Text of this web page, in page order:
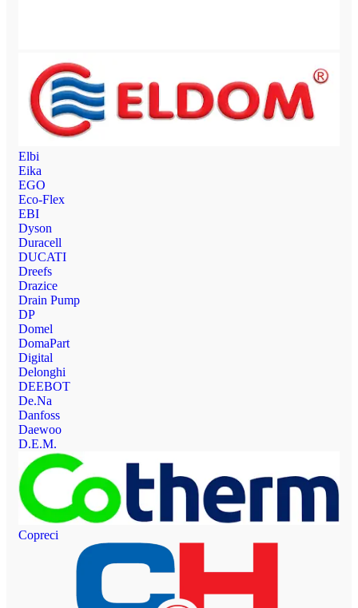
Elbi
Eika
EGO
Eco-Flex
EBI
Dyson
Duracell
DUCATI
Dreefs
Drazice
Drain Pump
DP
Domel
DomaPart
Digital
Delonghi
DEEBOT
De.Na
Danfoss
Daewoo
D.E.M.
Copreci